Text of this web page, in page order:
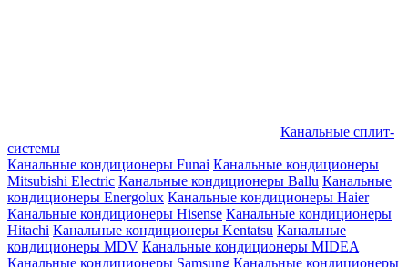
Канальные сплит-
системы
Канальные кондиционеры Funai Канальные кондиционеры
Mitsubishi Electric Канальные кондиционеры Ballu Канальные
кондиционеры Energolux Канальные кондиционеры Haier
Канальные кондиционеры Hisense Канальные кондиционеры
Hitachi Канальные кондиционеры Kentatsu Канальные
кондиционеры MDV Канальные кондиционеры MIDEA
Канальные кондиционеры Samsung Канальные кондиционеры